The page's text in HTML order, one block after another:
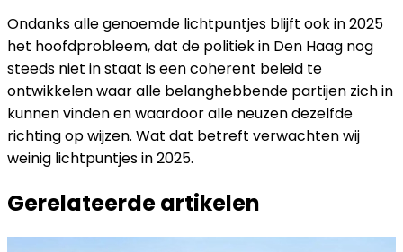
Ondanks alle genoemde lichtpuntjes blijft ook in 2025
het hoofdprobleem, dat de politiek in Den Haag nog
steeds niet in staat is een coherent beleid te
ontwikkelen waar alle belanghebbende partijen zich in
kunnen vinden en waardoor alle neuzen dezelfde
richting op wijzen. Wat dat betreft verwachten wij
weinig lichtpuntjes in 2025.
Gerelateerde artikelen